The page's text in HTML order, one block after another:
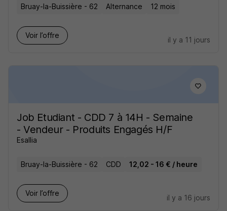
Bruay-la-Buissière - 62 Alternance 12 mois
Voir l’offre
il y a 11 jours
Job Etudiant - CDD 7 à 14H - Semaine
- Vendeur - Produits Engagés H/F
Esallia
Bruay-la-Buissière - 62 CDD 12,02 - 16 € / heure
Voir l’offre
il y a 16 jours